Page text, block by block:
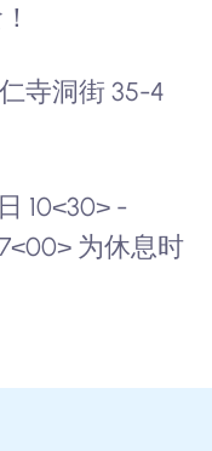
寺洞街 35-4
10<30> -
为休息时